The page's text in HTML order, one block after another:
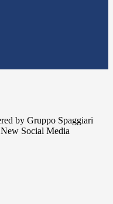
by Gruppo Spaggiari
Social Media